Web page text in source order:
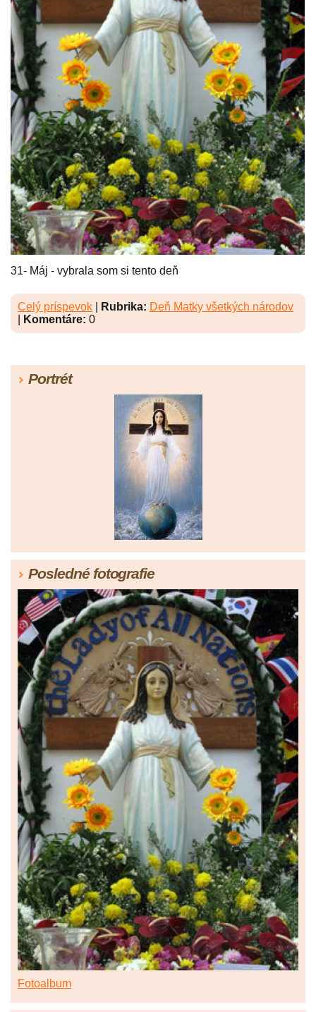
31- Máj - vybrala som si tento deň
Celý príspevok Rubrika: Deň Matky všetkých národov
Komentáre: 0
Portrét
Posledné fotografie
Fotoalbum